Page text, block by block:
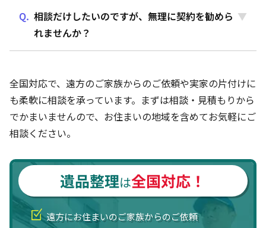
相談だけしたいのですが、無理に契約を勧めら
れませんか？
全国対応で、遠方のご家族からのご依頼や実家の片付けに
も柔軟に相談を承っています。まずは相談・見積もりから
でかまいませんので、お住まいの地域を含めてお気軽にご
相談ください。
遺品整理は全国対応！
遠方にお住まいのご家族からのご依頼